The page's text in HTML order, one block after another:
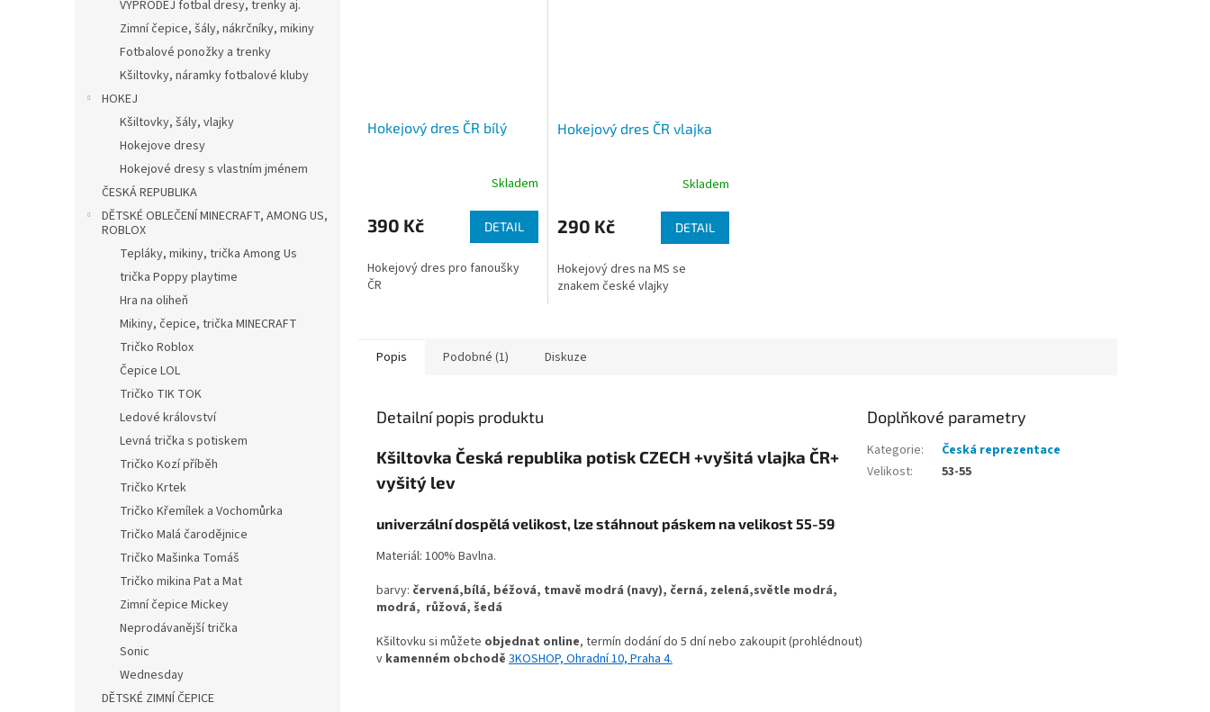
VÝPRODEJ fotbal dresy, trenky aj.
Zimní čepice, šály, nákrčníky, mikiny
Fotbalové ponožky a trenky
Kšiltovky, náramky fotbalové kluby
HOKEJ
Kšiltovky, šály, vlajky
Hokejove dresy
Hokejové dresy s vlastním jménem
ČESKÁ REPUBLIKA
DĚTSKÉ OBLEČENÍ MINECRAFT, AMONG US,
ROBLOX
Tepláky, mikiny, trička Among Us
trička Poppy playtime
Hra na oliheň
Mikiny, čepice, trička MINECRAFT
Tričko Roblox
Čepice LOL
Tričko TIK TOK
Ledové království
Levná trička s potiskem
Tričko Kozí příběh
Tričko Krtek
Tričko Křemílek a Vochomůrka
Tričko Malá čarodějnice
Tričko Mašinka Tomáš
Tričko mikina Pat a Mat
Zimní čepice Mickey
Neprodávanější trička
Sonic
Wednesday
DĚTSKÉ ZIMNÍ ČEPICE
Hokejový dres ČR bílý
Skladem
390 Kč DETAIL
Hokejový dres pro fanoušky
ČR
Hokejový dres ČR vlajka
Skladem
290 Kč DETAIL
Hokejový dres na MS se
znakem české vlajky
Popis Podobné (1) Diskuze
Detailní popis produktu
Kšiltovka Česká republika potisk CZECH +vyšitá vlajka ČR+
vyšitý lev
univerzální dospělá velikost, lze stáhnout páskem na velikost 55-59
Materiál: 100% Bavlna.
barvy: červená,bílá, béžová, tmavě modrá (navy), černá, zelená,světle modrá,
modrá, růžová, šedá
Kšiltovku si můžete objednat online, termín dodání do 5 dní nebo zakoupit (prohlédnout)
v kamenném obchodě 3KOSHOP, Ohradní 10, Praha 4.
Doplňkové parametry
Kategorie:
Česká reprezentace
Velikost: 53-55